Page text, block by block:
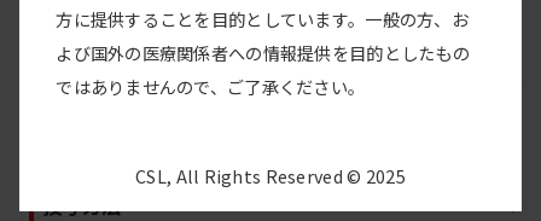
製品特性・特徴
臨床試験
投与方法
方に提供することを目的としています。一般の方、お
よび国外の医療関係者への情報提供を目的としたもの
ではありませんので、ご了承ください。
CSL, All Rights Reserved © 2025